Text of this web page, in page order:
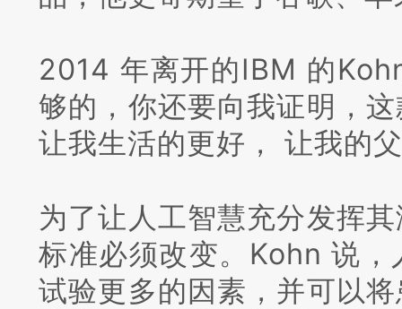
2014 年离开的IBM 的
够的，你还要向我证明，
让我生活的更好， 让我的
为了让人工智慧充分发挥
标准必须改变。 Kohn 说，
试验更多的因素，并可以